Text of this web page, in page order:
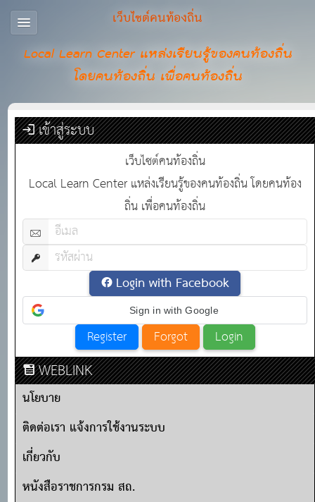
เว็บไซต์คนท้องถิ่น
Local Learn Center แหล่งเรียนรู้ของคนท้องถิ่น
โดยคนท้องถิ่น เพื่อคนท้องถิ่น
เข้าสู่ระบบ
เว็บไซต์คนท้องถิ่น
Local Learn Center แหล่งเรียนรู้ของคนท้องถิ่น โดยคนท้อง
ถิ่น เพื่อคนท้องถิ่น
Login with Facebook
Sign in with Google
WEBLINK
นโยบาย
ติดต่อเรา แจ้งการใช้งานระบบ
เกี่ยวกับ
หนังสือราชการกรม สถ.